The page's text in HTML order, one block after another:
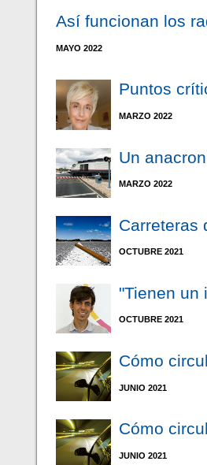
Así funcionan los
MAYO 2022
Puntos
MARZO 2022
Un
MARZO 2022
Carreteras
OCTUBRE 2021
"Tienen un
OCTUBRE 2021
Cómo
JUNIO 2021
Cómo
JUNIO 2021